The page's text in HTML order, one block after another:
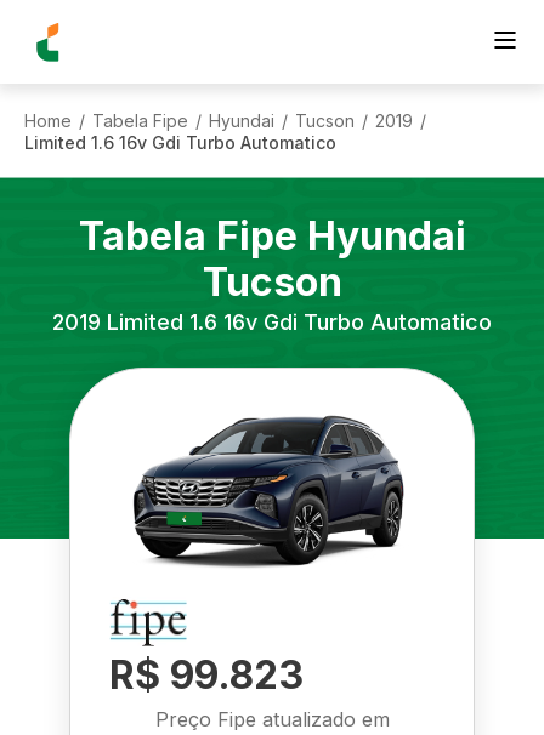
Home / Tabela Fipe / Hyundai / Tucson / 2019 /
Limited 1.6 16v Gdi Turbo Automatico
Tabela Fipe Hyundai
Tucson
2019 Limited 1.6 16v Gdi Turbo Automatico
R$ 99.823
Preço Fipe atualizado em